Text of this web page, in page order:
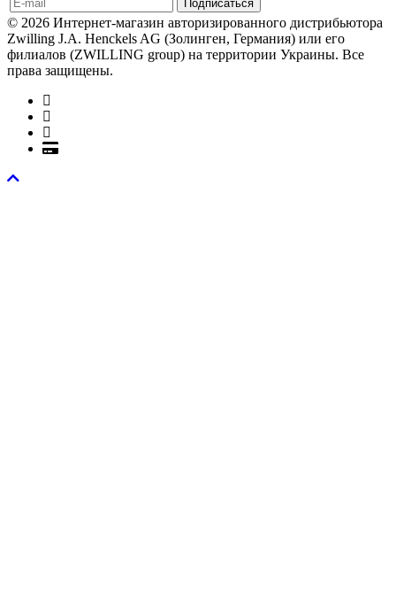
© 2026 Интернет-магазин авторизированного дистрибьютора
Zwilling J.A. Henckels AG (Золинген, Германия) или его
филиалов (ZWILLING group) на территории Украины. Все
права защищены.